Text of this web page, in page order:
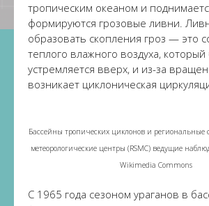
тропическим океаном и
формируются грозовые ливни.
образовать скопления гроз — это
теплого влажного воздуха, который
устремляется вверх, и из-за
возникает циклоническая
Бассейны тропических циклонов и
метеорологические центры (RSMC) ведущие
Wikimedia Commons
С 1965 года сезоном ураганов в